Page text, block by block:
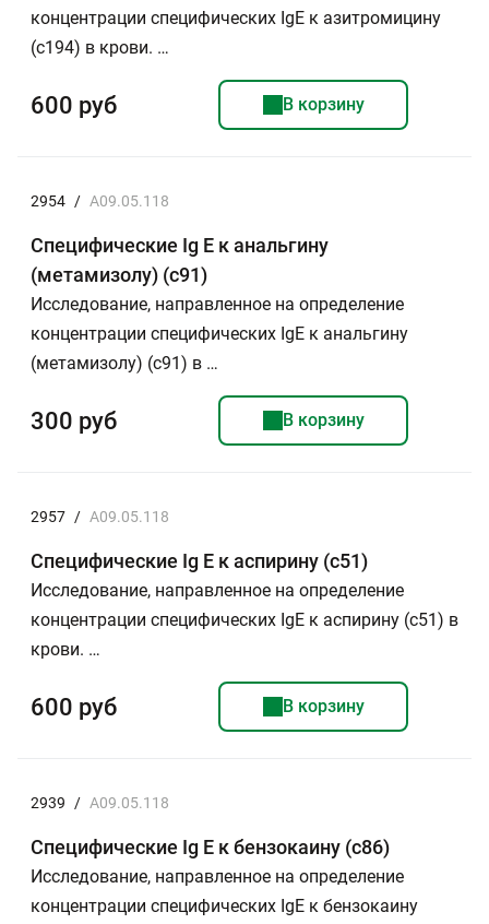
концентрации специфических IgE к азитромицину
(с194) в крови. …
600 руб В корзину
2954 / A09.05.118
Специфические Ig E к анальгину
(метамизолу) (с91)
Исследование, направленное на определение
концентрации специфических IgE к анальгину
(метамизолу) (с91) в …
300 руб В корзину
2957 / A09.05.118
Специфические Ig E к аспирину (с51)
Исследование, направленное на определение
концентрации специфических IgE к аспирину (с51) в
крови. …
600 руб В корзину
2939 / A09.05.118
Специфические Ig E к бензокаину (c86)
Исследование, направленное на определение
концентрации специфических IgE к бензокаину